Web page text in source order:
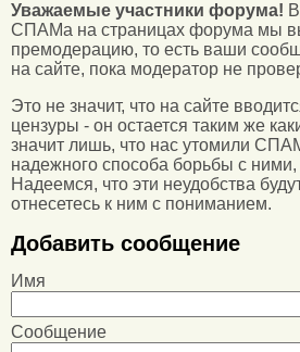
Уважаемые участники форума!
СПАМа на страницах форума мы
премодерацию, то есть ваши
на сайте, пока модератор не
Это не значит, что на сайте
цензуры - он остается таким же
значит лишь, что нас утомили
надежного способа борьбы с ними,
Надеемся, что эти неудобства
отнесетесь к ним с пониманием.
Добавить сообщение
Имя
Сообщение